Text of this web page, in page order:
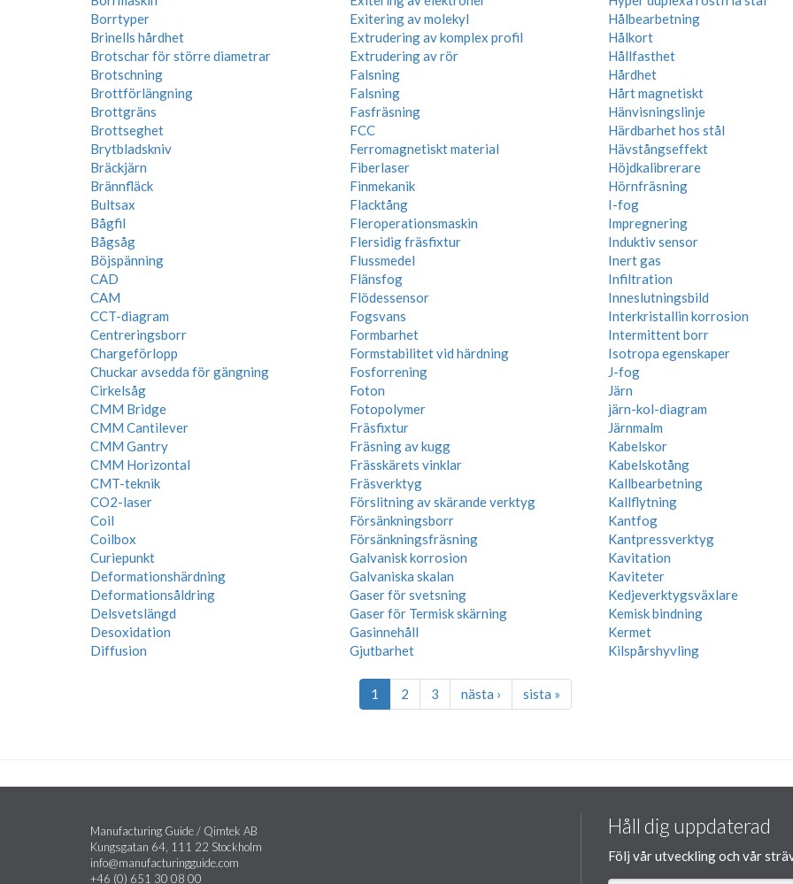
Borrtyper
Brinells hårdhet
Brotschar för större diametrar
Brotschning
Brottförlängning
Brottgräns
Brottseghet
Brytbladskniv
Bräckjärn
Brännfläck
Bultsax
Bågfil
Bågsåg
Böjspänning
CAD
CAM
CCT-diagram
Centreringsborr
Chargeförlopp
Chuckar avsedda för gängning
Cirkelsåg
CMM Bridge
CMM Cantilever
CMM Gantry
CMM Horizontal
CMT-teknik
CO2-laser
Coil
Coilbox
Curiepunkt
Deformationshärdning
Deformationsåldring
Delsvetslängd
Desoxidation
Diffusion
Exitering av molekyl
Extrudering av komplex profil
Extrudering av rör
Falsning
Falsning
Fasfräsning
FCC
Ferromagnetiskt material
Fiberlaser
Finmekanik
Flacktång
Fleroperationsmaskin
Flersidig fräsfixtur
Flussmedel
Flänsfog
Flödessensor
Fogsvans
Formbarhet
Formstabilitet vid härdning
Fosforrening
Foton
Fotopolymer
Fräsfixtur
Fräsning av kugg
Frässkärets vinklar
Fräsverktyg
Förslitning av skärande verktyg
Försänkningsborr
Försänkningsfräsning
Galvanisk korrosion
Galvaniska skalan
Gaser för svetsning
Gaser för Termisk skärning
Gasinnehåll
Gjutbarhet
Hålbearbetning
Hålkort
Hållfasthet
Hårdhet
Hårt magnetiskt
Hänvisningslinje
Härdbarhet hos stål
Hävstångseffekt
Höjdkalibrerare
Hörnfräsning
I-fog
Impregnering
Induktiv sensor
Inert gas
Infiltration
Inneslutningsbild
Interkristallin korrosion
Intermittent borr
Isotropa egenskaper
J-fog
Järn
järn-kol-diagram
Järnmalm
Kabelskor
Kabelskotång
Kallbearbetning
Kallflytning
Kantfog
Kantpressverktyg
Kavitation
Kaviteter
Kedjeverktygsväxlare
Kemisk bindning
Kermet
Kilspårshyvling
1 2 3 nästa › sista »
Manufacturing Guide / Qimtek AB
Kungsgatan 64, 111 22 Stockholm
info@manufacturingguide.com
+46 (0) 651 30 08 00
Håll dig uppdaterad
Följ vår utveckling och vår